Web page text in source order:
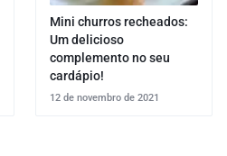
Mini churros recheados:
Um delicioso
complemento no seu
cardápio!
12 de novembro de 2021